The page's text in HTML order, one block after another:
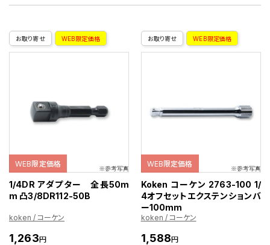
お取り寄せ WEB限定価格
WEB限定価格
1/4DR アダプター 全長50m
m 凸3/8DR112-50B
koken / コーケン
1,263円
お取り寄せ WEB限定価格
WEB限定価格
Koken コーケン 2763-100 1/
4オフセットエクステンションバ
ー100mm
koken / コーケン
1,588円